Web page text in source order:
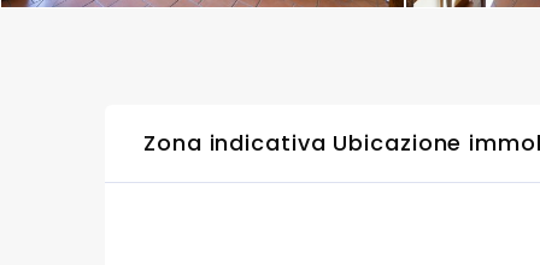
Zona indicativa Ubicazione